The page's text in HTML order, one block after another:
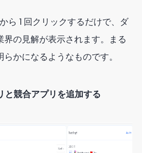
ら 1 回クリックするだけで、ダ
界の見解が表示されます。まる
かになるようなものです。
と競合アプリを追加する